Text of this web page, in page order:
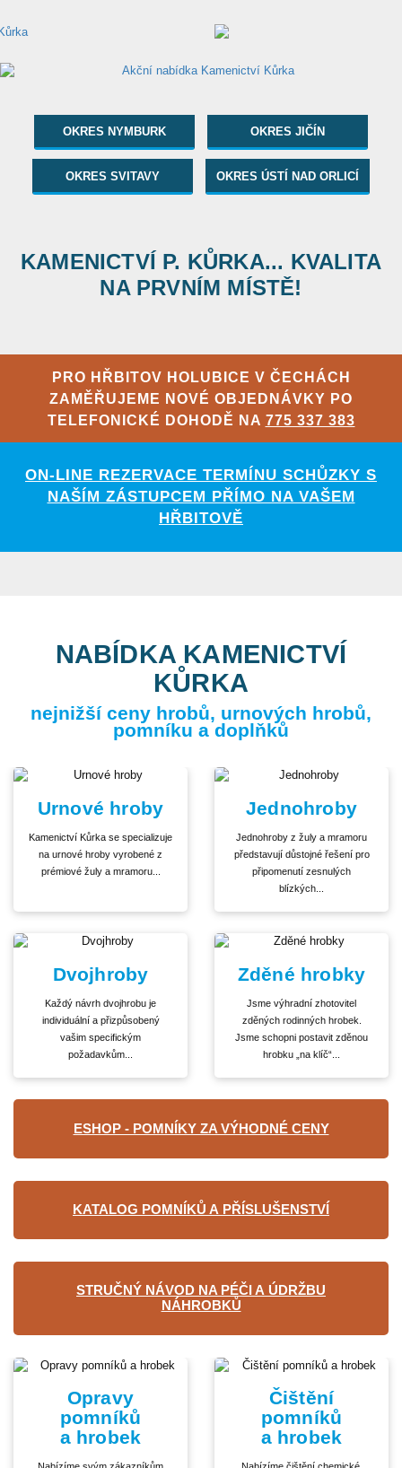
OKRES NYMBURK OKRES JIČÍN
OKRES SVITAVY OKRES ÚSTÍ NAD ORLICÍ
KAMENICTVÍ P. KŮRKA... KVALITA
NA PRVNÍM MÍSTĚ!
PRO HŘBITOV HOLUBICE V ČECHÁCH
ZAMĚŘUJEME NOVÉ OBJEDNÁVKY PO
TELEFONICKÉ DOHODĚ NA 775 337 383
ON-LINE REZERVACE TERMÍNU SCHŮZKY S
NAŠÍM ZÁSTUPCEM PŘÍMO NA VAŠEM
HŘBITOVĚ
NABÍDKA KAMENICTVÍ
KŮRKA
nejnižší ceny hrobů, urnových hrobů,
pomníku a doplňků
Urnové hroby
Kamenictví Kůrka se specializuje
na urnové hroby vyrobené z
prémiové žuly a mramoru...
Jednohroby
Jednohroby z žuly a mramoru
představují důstojné řešení pro
připomenutí zesnulých
blízkých...
Dvojhroby
Každý návrh dvojhrobu je
individuální a přizpůsobený
vašim specifickým
požadavkům...
Zděné hrobky
Jsme výhradní zhotovitel
zděných rodinných hrobek.
Jsme schopni postavit zděnou
hrobku „na klíč“...
ESHOP - POMNÍKY ZA VÝHODNÉ CENY
KATALOG POMNÍKŮ A PŘÍSLUŠENSTVÍ
STRUČNÝ NÁVOD NA PÉČI A ÚDRŽBU
NÁHROBKŮ
Opravy
pomníků
a hrobek
Čištění
pomníků
a hrobek